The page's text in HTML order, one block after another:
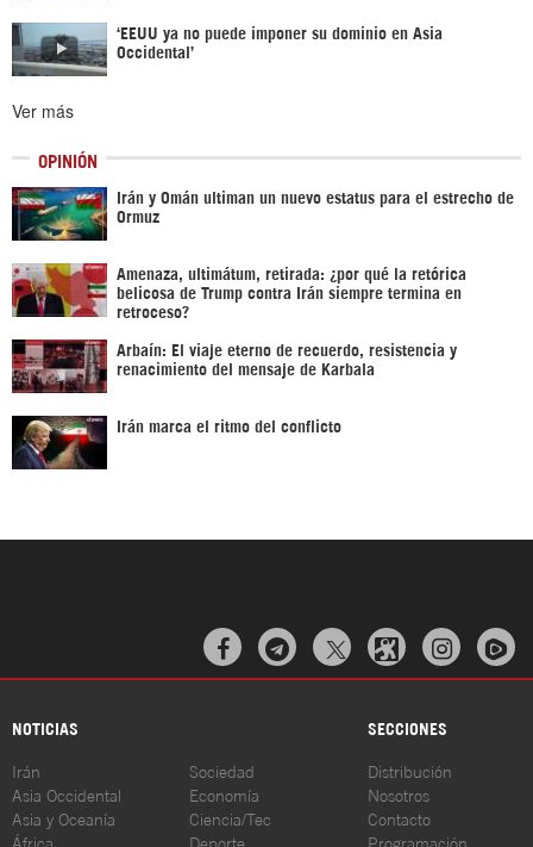
‘EEUU ya no puede imponer su dominio en Asia
Occidental’
Ver más
OPINIÓN
Irán y Omán ultiman un nuevo estatus para el estrecho de
Ormuz
Amenaza, ultimátum, retirada: ¿por qué la retórica
belicosa de Trump contra Irán siempre termina en
retroceso?
Arbaín: El viaje eterno de recuerdo, resistencia y
renacimiento del mensaje de Karbala
Irán marca el ritmo del conflicto
  
NOTICIAS SECCIONES
Irán
Asia Occidental
Asia y Oceanía
África
Sociedad
Economía
Ciencia/Tec
Deporte
Distribución
Nosotros
Contacto
Programación